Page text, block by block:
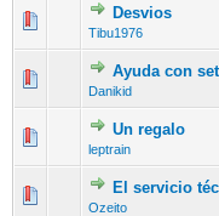
Desvios
Tibu1976
Ayuda con
Danikid
Un regalo
leptrain
El servicio
Ozeito